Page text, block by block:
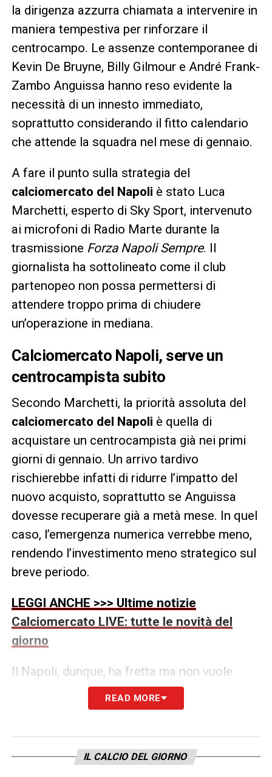
la dirigenza azzurra chiamata a intervenire in
maniera tempestiva per rinforzare il
centrocampo. Le assenze contemporanee di
Kevin De Bruyne, Billy Gilmour e André Frank-
Zambo Anguissa hanno reso evidente la
necessità di un innesto immediato,
soprattutto considerando il fitto calendario
che attende la squadra nel mese di gennaio.
A fare il punto sulla strategia del
calciomercato del Napoli è stato Luca
Marchetti, esperto di Sky Sport, intervenuto
ai microfoni di Radio Marte durante la
trasmissione Forza Napoli Sempre. Il
giornalista ha sottolineato come il club
partenopeo non possa permettersi di
attendere troppo prima di chiudere
un’operazione in mediana.
Calciomercato Napoli, serve un
centrocampista subito
Secondo Marchetti, la priorità assoluta del
calciomercato del Napoli è quella di
acquistare un centrocampista già nei primi
giorni di gennaio. Un arrivo tardivo
rischierebbe infatti di ridurre l’impatto del
nuovo acquisto, soprattutto se Anguissa
dovesse recuperare già a metà mese. In quel
caso, l’emergenza numerica verrebbe meno,
rendendo l’investimento meno strategico sul
breve periodo.
LEGGI ANCHE >>> Ultime notizie
Calciomercato LIVE: tutte le novità del
giorno
Il Napoli, dunque, ha fretta ma non vuole
sbagliare scelta. L’obiettivo è individuare un
profilo che possa essere utile sia
qualità, dinamismo e adattabilità al sistema
di gioco di Antonio Conte.
READ MORE
IL CALCIO DEL GIORNO